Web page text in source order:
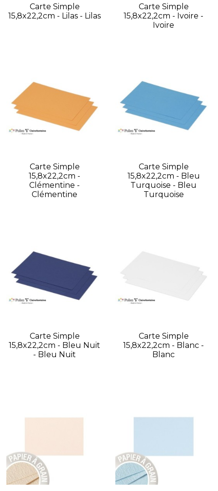
Carte Simple
15,8x22,2cm - Lilas - Lilas
Carte Simple
15,8x22,2cm - Ivoire -
Ivoire
Carte Simple
15,8x22,2cm -
Clémentine -
Clémentine
Carte Simple
15,8x22,2cm - Bleu
Turquoise - Bleu
Turquoise
Carte Simple
15,8x22,2cm - Bleu Nuit
- Bleu Nuit
Carte Simple
15,8x22,2cm - Blanc -
Blanc